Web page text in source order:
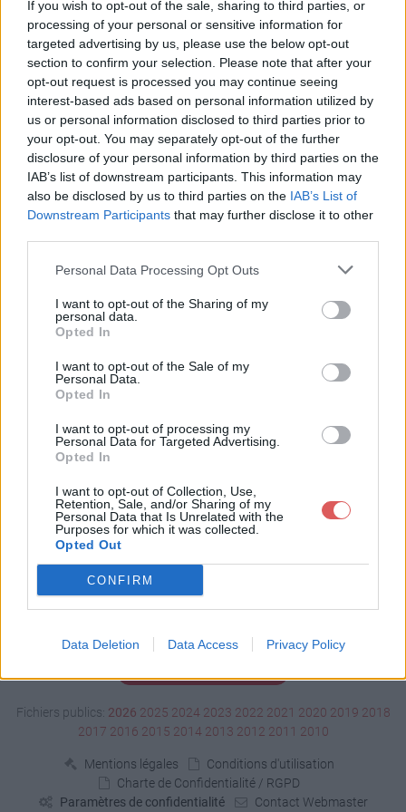
If you wish to opt-out of the sale, sharing to third parties, or
processing of your personal or sensitive information for
targeted advertising by us, please use the below opt-out
section to confirm your selection. Please note that after your
opt-out request is processed you may continue seeing
interest-based ads based on personal information utilized by
us or personal information disclosed to third parties prior to
your opt-out. You may separately opt-out of the further
disclosure of your personal information by third parties on the
IAB’s list of downstream participants. This information may
also be disclosed by us to third parties on the IAB’s List of
Downstream Participants that may further disclose it to other
Personal Data Processing Opt Outs
I want to opt-out of the Sharing of my
personal data.
Opted In
I want to opt-out of the Sale of my
Personal Data.
Opted In
I want to opt-out of processing my
Personal Data for Targeted Advertising.
Opted In
I want to opt-out of Collection, Use,
Retention, Sale, and/or Sharing of my
Personal Data that Is Unrelated with the
Purposes for which it was collected.
Opted Out
CONFIRM
Data Deletion Data Access Privacy Policy
La présente page de téléchargement a été vue 1258 fois depuis
l'envoi du fichier
Page de téléchargement
https://www.petit-fichier.fr/2011/01/22/05/ Copier
Partager le fichier 05.pdf sur le
Web et les réseaux sociaux:
Télécharger le fichier 05.pdf
Télécharger 05.pdf
Fichiers publics: 2026 2025 2024 2023 2022 2021 2020 2019 2018
2017 2016 2015 2014 2013 2012 2011 2010
Mentions légales
Conditions d'utilisation
Charte de Confidentialité / RGPD
Paramètres de confidentialité
Contact Webmaster